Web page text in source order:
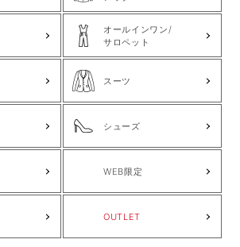
オールインワン/
サロペット
スーツ
シューズ
WEB限定
OUTLET